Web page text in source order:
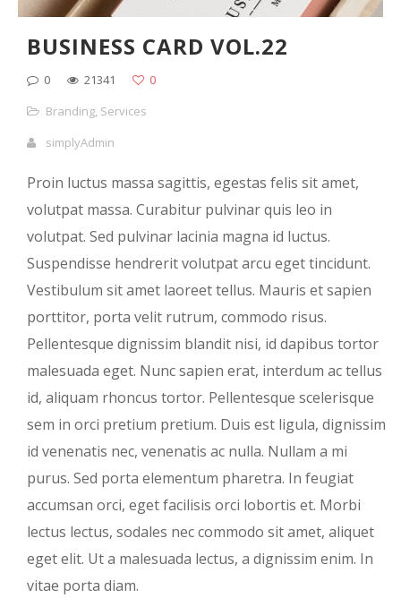
BUSINESS CARD VOL.22
0 21341
0
Branding Services
simplyAdmin
Proin luctus massa sagittis, egestas felis sit amet,
volutpat massa. Curabitur pulvinar quis leo in
volutpat. Sed pulvinar lacinia magna id luctus.
Suspendisse hendrerit volutpat arcu eget tincidunt.
Vestibulum sit amet laoreet tellus. Mauris et sapien
porttitor, porta velit rutrum, commodo risus.
Pellentesque dignissim blandit nisi, id dapibus tortor
malesuada eget. Nunc sapien erat, interdum ac tellus
id, aliquam rhoncus tortor. Pellentesque scelerisque
sem in orci pretium pretium. Duis est ligula, dignissim
id venenatis nec, venenatis ac nulla. Nullam a mi
purus. Sed porta elementum pharetra. In feugiat
accumsan orci, eget facilisis orci lobortis et. Morbi
lectus lectus, sodales nec commodo sit amet, aliquet
eget elit. Ut a malesuada lectus, a dignissim enim. In
vitae porta diam.